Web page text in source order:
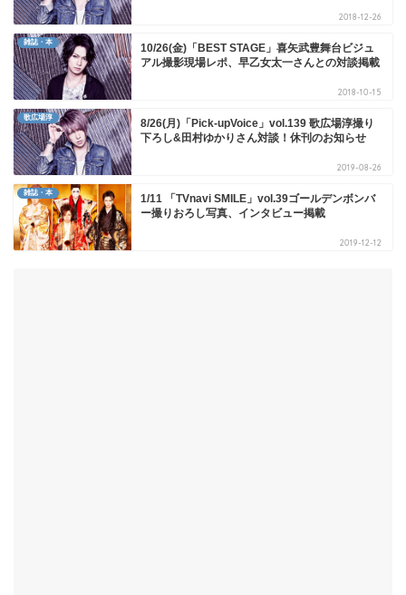
2018-12-26
雑誌・本
10/26(金)「BEST STAGE」喜矢武豊舞台ビジュ
アル撮影現場レポ、早乙女太一さんとの対談掲載
2018-10-15
歌広場淳
8/26(月)「Pick-upVoice」vol.139 歌広場淳撮り
下ろし&田村ゆかりさん対談！休刊のお知らせ
2019-08-26
雑誌・本
1/11 「TVnavi SMILE」vol.39ゴールデンボンバ
ー撮りおろし写真、インタビュー掲載
2019-12-12